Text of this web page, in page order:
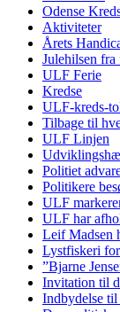
Odense
Aktiviteter
Årets
Julehilsen
ULF Ferie
Kredse
ULF-kreds-
Tilbage til
ULF Linjen
Politiet
Politikere
ULF
ULF har
Leif Madsen
Lystfiskeri
”Bjarne
Invitation til
Indbydelse